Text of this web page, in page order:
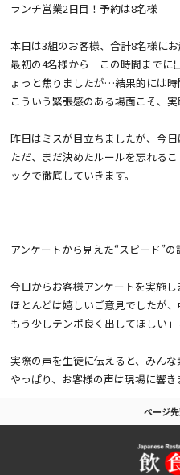
ランチ営業2日目！予約は8名様
本日は3組のお客様、合計8名様にお
最初の4名様から「この時間までに
ょっと焦りましたが…結果的には時
こういう緊張感のある場面こそ、実
昨日はミスが目立ちましたが、今日
ただ、まだ決めたルールを忘れる
ックで徹底していきます。
アンケートから見えた“スピード”の
今日からお客様アンケートを実施し
ほとんどは嬉しいご意見でしたが
もう少しテンポ良く出してほしい」
実際の声を生徒に伝えると、みんな
やっぱり、お客様の声は現場に響き
ページ